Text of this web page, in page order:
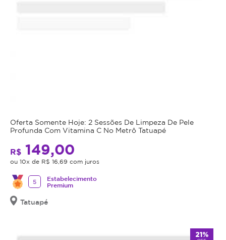
Oferta Somente Hoje: 2 Sessões De Limpeza De Pele
Profunda Com Vitamina C No Metrô Tatuapé
R$ 149,00
ou 10x de R$ 16,69 com juros
5
Estabelecimento
Premium
Tatuapé
21%